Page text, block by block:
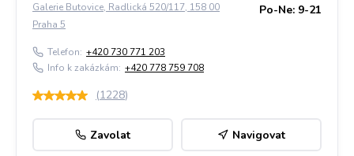
Galerie Butovice, Radlická 520/117, 158 00
Praha 5
Po-Ne: 9-21
Telefon: +420 730 771 203
Info k zakázkám: +420 778 759 708
(1228)
Zavolat Navigovat